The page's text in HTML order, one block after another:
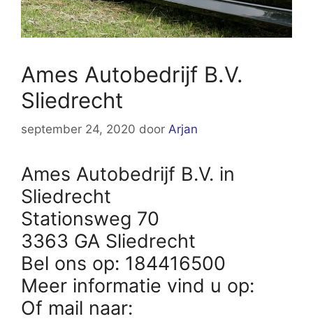
Ames Autobedrijf B.V.
Sliedrecht
september 24, 2020 door Arjan
Ames Autobedrijf B.V. in
Sliedrecht
Stationsweg 70
3363 GA Sliedrecht
Bel ons op: 184416500
Meer informatie vind u op:
Of mail naar: